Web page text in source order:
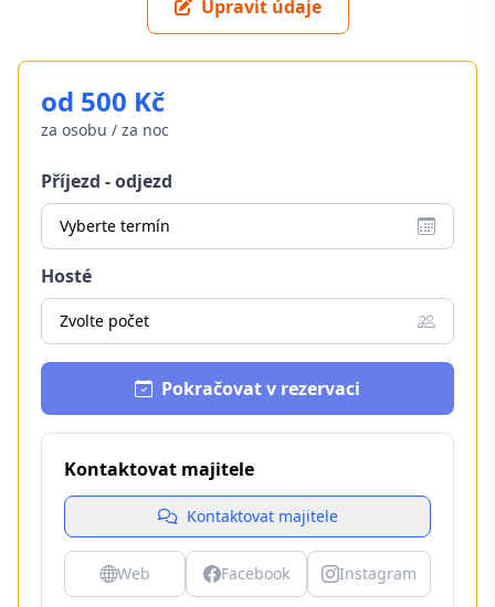
Upravit údaje
od 500 Kč
za osobu / za noc
Příjezd - odjezd
Vyberte termín
Hosté
Zvolte počet
Pokračovat v rezervaci
Kontaktovat majitele
Kontaktovat majitele
Web Facebook Instagram